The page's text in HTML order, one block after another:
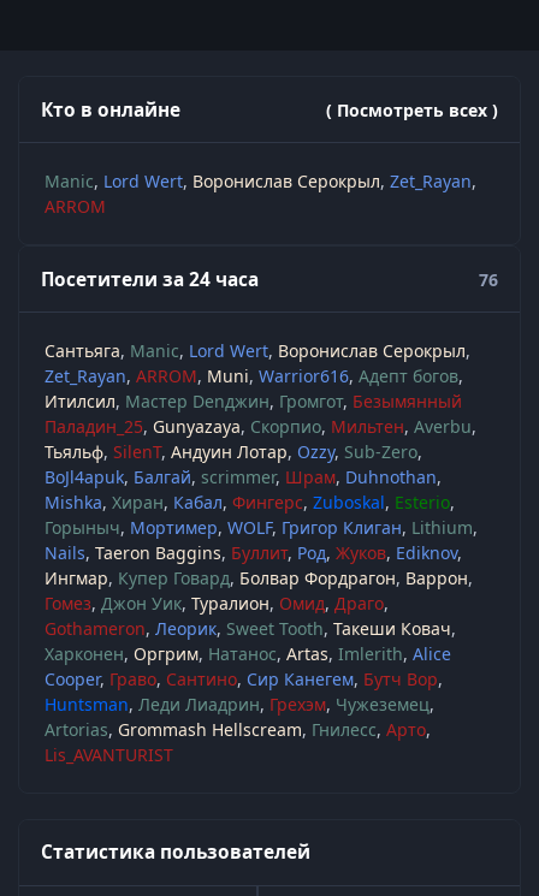
Кто в онлайне ( Посмотреть всех )
Manic Lord Wert Воронислав Серокрыл Zet_Rayan
ARROM
Посетители за 24 часа 76
Сантьяга Manic Lord Wert Воронислав Серокрыл
Zet_Rayan ARROM Muni Warrior616 Адепт богов
Итилсил Мастер Denджин Громгот Безымянный
Паладин_25 Gunyazaya Скорпио Мильтен Averbu
Тьяльф SilenT Андуин Лотар Ozzy Sub-Zero
BoJl4apuk Балгай scrimmer Шрам Duhnothan
Mishka Хиран Кабал Фингерс Zuboskal Esterio
Горыныч Мортимер WOLF Григор Клиган Lithium
Nails Taeron Baggins Буллит Род Жуков Ediknov
Ингмар Купер Говард Болвар Фордрагон Варрон
Гомез Джон Уик Туралион Омид Драго
Gothameron Леорик Sweet Tooth Такеши Ковач
Харконен Оргрим Натанос Artas Imlerith Alice
Cooper Граво Сантино Сир Канегем Бутч Вор
Huntsman Леди Лиадрин Грехэм Чужеземец
Artorias Grommash Hellscream Гнилесс Арто
Lis_AVANTURIST
Статистика пользователей